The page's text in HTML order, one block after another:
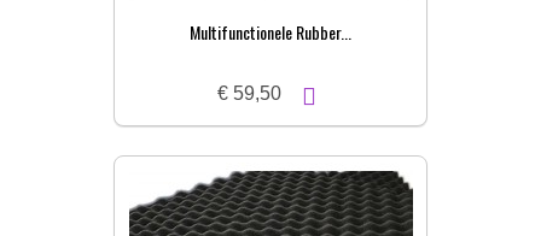
Multifunctionele Rubber...
€ 59,50